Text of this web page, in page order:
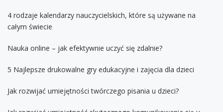
4 rodzaje kalendarzy nauczycielskich, które są używane na
całym świecie
Nauka online – jak efektywnie uczyć się zdalnie?
5 Najlepsze drukowalne gry edukacyjne i zajęcia dla dzieci
Jak rozwijać umiejętności twórczego pisania u dzieci?